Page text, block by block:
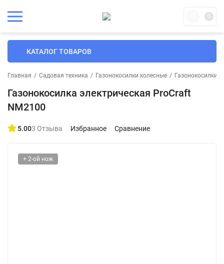
0
КАТАЛОГ ТОВАРОВ
Главная / Садовая техника / Газонокосилки колесные / Газонокосилки
Газонокосилка электрическая ProCraft
NM2100
5.003 Отзыва Избранное Сравнение
+ 2-ой нож